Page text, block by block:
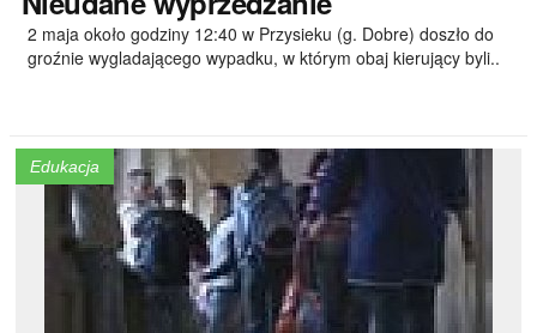
2 maja około godziny 12:40 w Przysieku (g. Dobre) doszło do
groźnie wygladającego wypadku, w którym obaj kierujący byli..
Edukacja